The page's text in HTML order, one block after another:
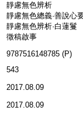
靜慮無色辨析
靜慮無色總義·善說心
靜慮無色辨析·白蓮鬘
徵稿啟事
9787516148785 (P)
543
2017.08.09
2017.08.09